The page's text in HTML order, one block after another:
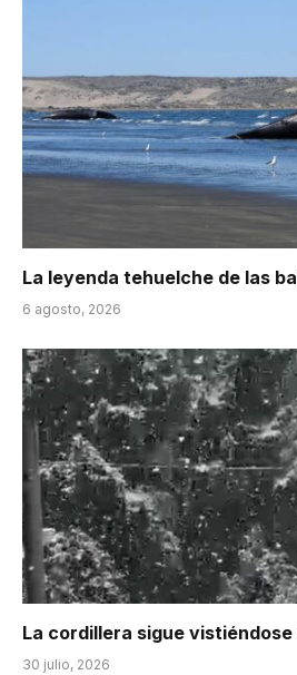
La leyenda tehuelche de las
6 agosto, 2026
La cordillera sigue
30 julio, 2026